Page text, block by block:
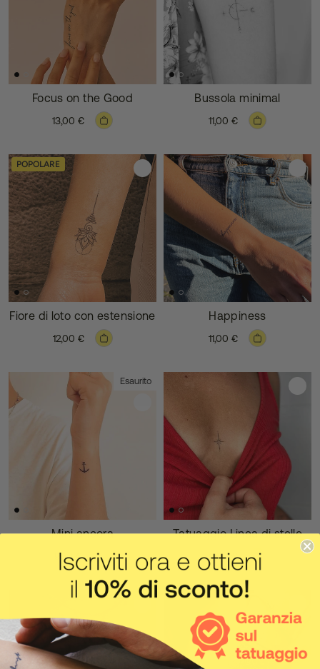
Focus on the Good
13,00 €
Bussola minimal
11,00 €
POPOLARE
Fiore di loto con estensione
12,00 €
Happiness
11,00 €
Esaurito
Mini ancora
9,50 €
Tatuaggio Linea di stelle
11,00 €